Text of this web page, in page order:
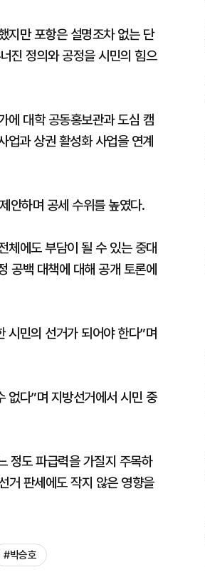
지만 포항은 설명조차 없는 단
진 정의와 공정을 시민의 힘으
에 대학 공동홍보관과 도심 캠
업과 상권 활성화 사업을 연계
안하며 공세 수위를 높였다.
체에도 부담이 될 수 있는 중대
공백 대책에 대해 공개 토론에
시민의 선거가 되어야 한다”며
없다”며 지방선거에서 시민 중
정도 파급력을 가질지 주목하
거 판세에도 작지 않은 영향을
#박승호